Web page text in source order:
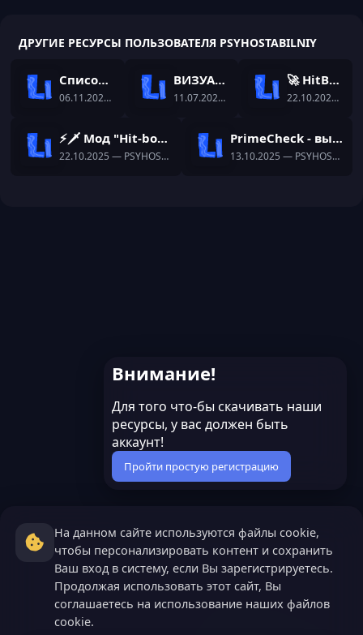
ДРУГИЕ РЕСУРСЫ ПОЛЬЗОВАТЕЛЯ PSYHOSTABILNIY
Список модерации FunTime - 500+ никнеймов
06.11.2025 — PSYHOSTABILNIY
ВИЗУАЛЫ Fever Visuals 3.2 Лучшие визуалы для майнкрафт 1.21
11.07.2025 — PSYHOSTABILNIY
🚀 HitBoxes & UnHook | Forge 1.16.5] ПОКУПНЫЕ🚀
22.10.2025 —
⚡🗡️ Мод "Hit-box" Forge 1.16.5 ⛔UNHOOK⛔ПОКУПНЫЕ🗡️⚡
22.10.2025 — PSYHOSTABILNIY
PrimeCheck - вызови игрока на проверку читов
13.10.2025 — PSYHOSTABILNIY
Внимание!
Для того что-бы скачивать наши
ресурсы, у вас должен быть
аккаунт!
Пройти простую регистрацию
На данном сайте используются файлы cookie,
чтобы персонализировать контент и сохранить
Ваш вход в систему, если Вы зарегистрируетесь.
Продолжая использовать этот сайт, Вы
соглашаетесь на использование наших файлов
cookie.